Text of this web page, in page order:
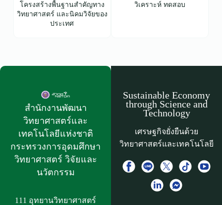
โครงสร้างพื้นฐานสำคัญทาง
วิทยาศาสตร์ และนิคมวิจัยของ
ประเทศ
วิเคราะห์ ทดสอบ
สำนักงานพัฒนา
วิทยาศาสตร์และ
เทคโนโลยีแห่งชาติ​
กระทรวงการอุดมศึกษา
วิทยาศาสตร์ วิจัยและ
นวัตกรรม
111 อุทยานวิทยาศาสตร์
Sustainable Economy
through Science and
Technology
เศรษฐกิจยั่งยืนด้วย
วิทยาศาสตร์และเทคโนโลยี